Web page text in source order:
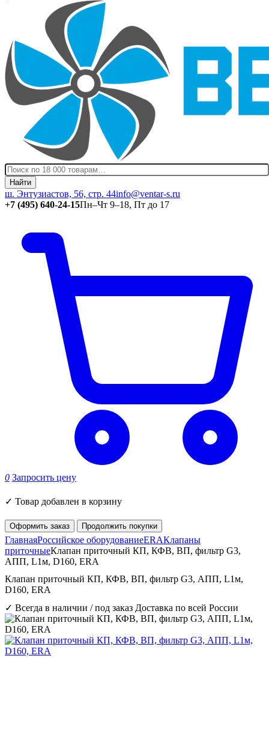
Найти
ш. Энтузиастов, 56, стр. 44info@ventar-s.ru
+7 (495) 640-24-15Пн–Чт 9–18, Пт до 17
0 Запросить цену
✓ Товар добавлен в корзину
Оформить заказ Продолжить покупки
ГлавнаяРоссийское оборудованиеERAКлапаны
приточныеКлапан приточный КП, КФВ, ВП, фильтр G3,
АПП, L1м, D160, ERA
Клапан приточный КП, КФВ, ВП, фильтр G3, АПП, L1м,
D160, ERA
✓ Всегда в наличии / под заказ Доставка по всей России